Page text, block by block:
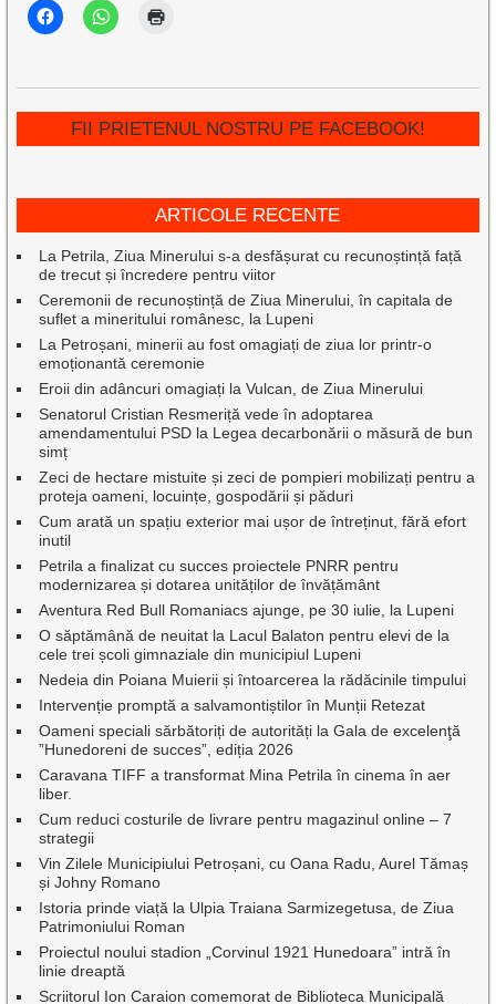
FII PRIETENUL NOSTRU PE FACEBOOK!
ARTICOLE RECENTE
La Petrila, Ziua Minerului s-a desfășurat cu recunoștință față
de trecut și încredere pentru viitor
Ceremonii de recunoștință de Ziua Minerului, în capitala de
suflet a mineritului românesc, la Lupeni
La Petroșani, minerii au fost omagiați de ziua lor printr-o
emoționantă ceremonie
Eroii din adâncuri omagiați la Vulcan, de Ziua Minerului
Senatorul Cristian Resmeriță vede în adoptarea
amendamentului PSD la Legea decarbonării o măsură de bun
simț
Zeci de hectare mistuite și zeci de pompieri mobilizați pentru a
proteja oameni, locuințe, gospodării și păduri
Cum arată un spațiu exterior mai ușor de întreținut, fără efort
inutil
Petrila a finalizat cu succes proiectele PNRR pentru
modernizarea și dotarea unităților de învățământ
Aventura Red Bull Romaniacs ajunge, pe 30 iulie, la Lupeni
O săptămână de neuitat la Lacul Balaton pentru elevi de la
cele trei școli gimnaziale din municipiul Lupeni
Nedeia din Poiana Muierii și întoarcerea la rădăcinile timpului
Intervenție promptă a salvamontiștilor în Munții Retezat
Oameni speciali sărbătoriți de autorități la Gala de excelenţă
”Hunedoreni de succes”, ediția 2026
Caravana TIFF a transformat Mina Petrila în cinema în aer
liber.
Cum reduci costurile de livrare pentru magazinul online – 7
strategii
Vin Zilele Municipiului Petroșani, cu Oana Radu, Aurel Tămaș
și Johny Romano
Istoria prinde viață la Ulpia Traiana Sarmizegetusa, de Ziua
Patrimoniului Roman
Proiectul noului stadion „Corvinul 1921 Hunedoara” intră în
linie dreaptă
Scriitorul Ion Caraion comemorat de Biblioteca Municipală